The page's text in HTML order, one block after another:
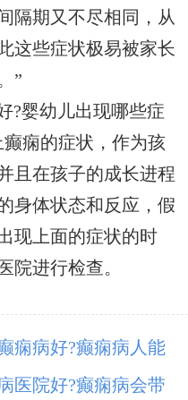
隔期又不尽相同，从
这些症状极易被家长
”
?婴幼儿出现哪些症
痫的症状，作为孩
且在孩子的成长进程
身体状态和反应，假
现上面的症状的时
院进行检查。
痫病好?癫痫病人能
医院好?癫痫病会带